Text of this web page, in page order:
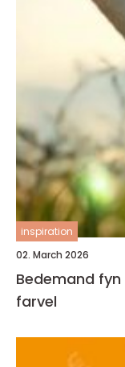
inspiration
02. March 2026
Bedemand fyn sådan får du ro til det sidste
farvel